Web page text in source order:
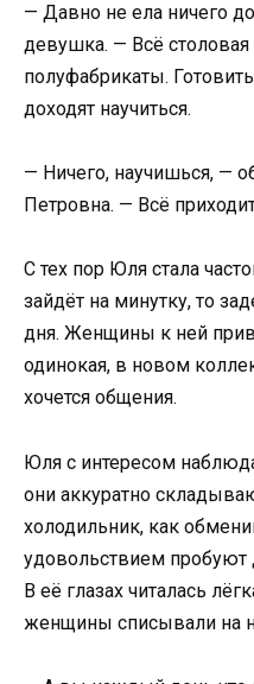
— Давно не ела ничего
девушка. — Всё
полуфабрикаты.
доходят научиться.
— Ничего, научишься, —
Петровна. — Всё
С тех пор Юля стала
зайдёт на минутку, то
дня. Женщины к ней
одинокая, в новом
хочется общения.
Юля с интересом
они аккуратно
холодильник, как
удовольствием пробуют
В её глазах читалась
женщины списывали на